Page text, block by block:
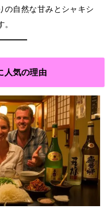
の自然な甘みとシャキシ
人気の理由